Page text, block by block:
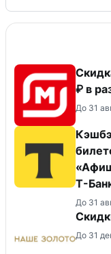
₽ в
До 31
Т-
До 31
До 31